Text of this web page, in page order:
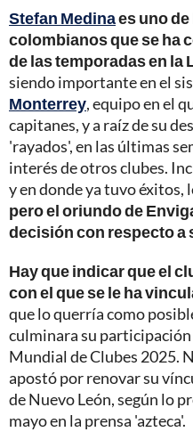
Stefan Medinaes uno
colombianos que se ha
de las temporadas en la
siendo importante en el
Monterrey, equipo en el
capitanes, y a raíz de su
'rayados', en las últimas
interés de otros clubes.
y en donde ya tuvo éxitos,
pero el oriundo de
decisión con respecto a
Hay que indicar que el
con el que se le ha
que lo querría como
culminara su
Mundial de Clubes 2025.
apostó por renovar su
de Nuevo León, según lo
mayo en la prensa 'azteca'.